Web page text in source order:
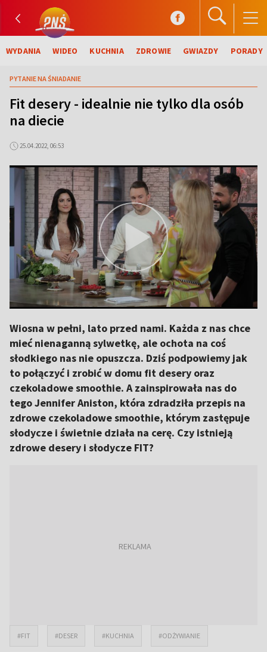
WYDANIA WIDEO KUCHNIA ZDROWIE GWIAZDY PORADY
PYTANIE NA ŚNIADANIE
Fit desery - idealnie nie tylko dla osób
na diecie
25.04.2022, 06:53
Wiosna w pełni, lato przed nami. Każda z nas chce
mieć nienaganną sylwetkę, ale ochota na coś
słodkiego nas nie opuszcza. Dziś podpowiemy jak
to połączyć i zrobić w domu fit desery oraz
czekoladowe smoothie. A zainspirowała nas do
tego Jennifer Aniston, która zdradziła przepis na
zdrowe czekoladowe smoothie, którym zastępuje
słodycze i świetnie działa na cerę. Czy istnieją
zdrowe desery i słodycze FIT?
#FIT #DESER #KUCHNIA #ODŻYWIANIE